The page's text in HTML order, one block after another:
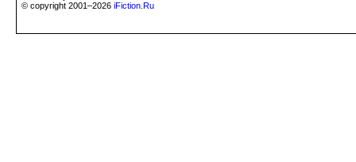
© copyright 2001–2026 iFiction.Ru